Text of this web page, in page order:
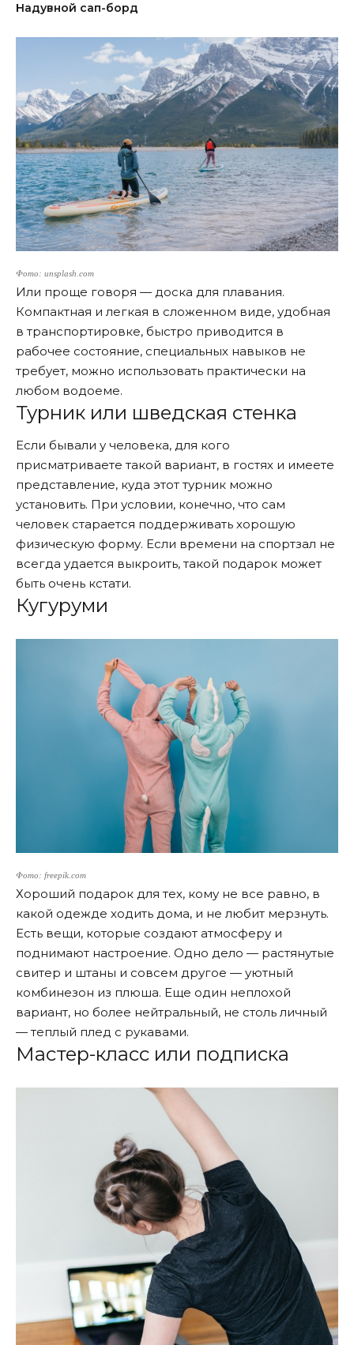
Надувной сап-борд
Фото: unsplash.com
Или проще говоря — доска для плавания.
Компактная и легкая в сложенном виде, удобная
в транспортировке, быстро приводится в
рабочее состояние, специальных навыков не
требует, можно использовать практически на
любом водоеме.
Турник или шведская стенка
Если бывали у человека, для кого
присматриваете такой вариант, в гостях и имеете
представление, куда этот турник можно
установить. При условии, конечно, что сам
человек старается поддерживать хорошую
физическую форму. Если времени на спортзал не
всегда удается выкроить, такой подарок может
быть очень кстати.
Кугуруми
Фото: freepik.com
Хороший подарок для тех, кому не все равно, в
какой одежде ходить дома, и не любит мерзнуть.
Есть вещи, которые создают атмосферу и
поднимают настроение. Одно дело — растянутые
свитер и штаны и совсем другое — уютный
комбинезон из плюша. Еще один неплохой
вариант, но более нейтральный, не столь личный
— теплый плед с рукавами.
Мастер-класс или подписка